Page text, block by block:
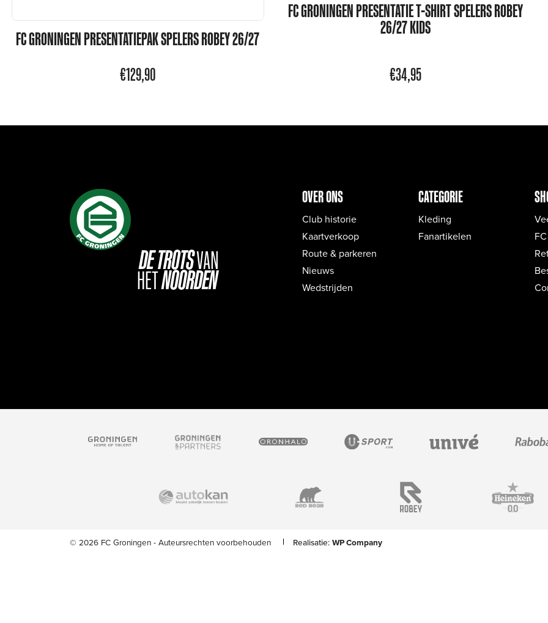
FC GRONINGEN PRESENTATIEPAK SPELERS ROBEY 26/27
€129,90
FC GRONINGEN PRESENTATIE T-SHIRT SPELERS ROBEY
26/27 KIDS
€34,95
DETROTSVAN
HETNOORDEN
OVER ONS
Club historie
Kaartverkoop
Route & parkeren
Nieuws
Wedstrijden
CATEGORIE
Kleding
Fanartikelen
© 2026 FC Groningen - Auteursrechten voorbehouden Realisatie: WP Company